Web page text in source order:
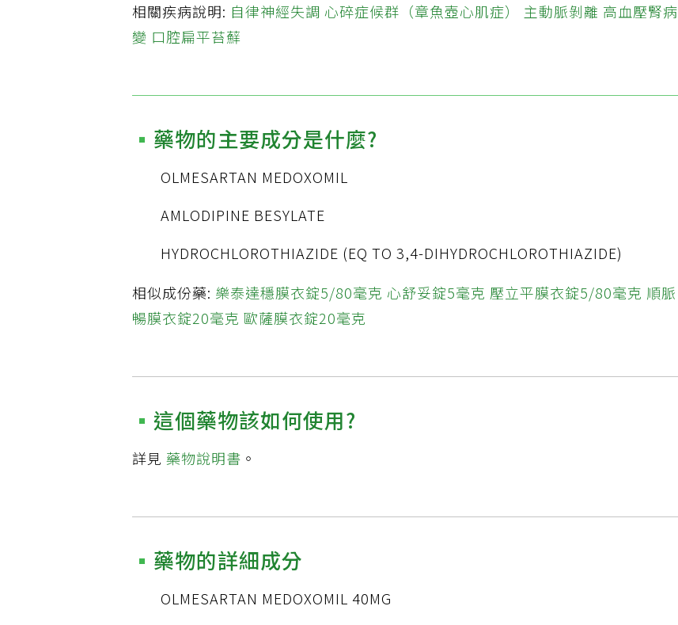
相關疾病說明: 自律神經失調 心碎症候群（章魚壺心肌症） 主動脈剝離 高血壓腎病
變 口腔扁平苔蘚
藥物的主要成分是什麼?
OLMESARTAN MEDOXOMIL
AMLODIPINE BESYLATE
HYDROCHLOROTHIAZIDE (EQ TO 3,4-DIHYDROCHLOROTHIAZIDE)
相似成份藥: 樂泰達穩膜衣錠5/80毫克 心舒妥錠5毫克 壓立平膜衣錠5/80毫克 順脈
暢膜衣錠20毫克 歐薩膜衣錠20毫克
這個藥物該如何使用?
詳見 藥物說明書 。
藥物的詳細成分
OLMESARTAN MEDOXOMIL 40MG